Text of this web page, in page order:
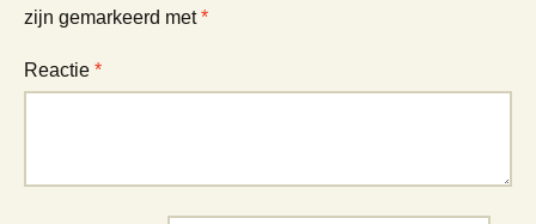
zijn gemarkeerd met*
Reactie *